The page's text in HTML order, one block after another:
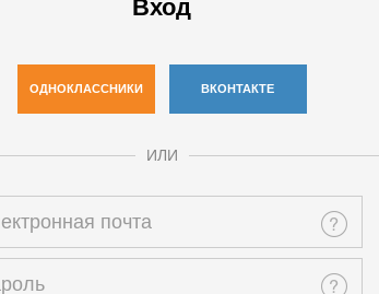
Вход
ОДНОКЛАССНИКИ ВКОНТАКТЕ
ИЛИ